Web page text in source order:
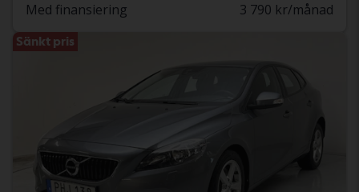
Med finansiering 3 790 kr/månad
Sänkt pris